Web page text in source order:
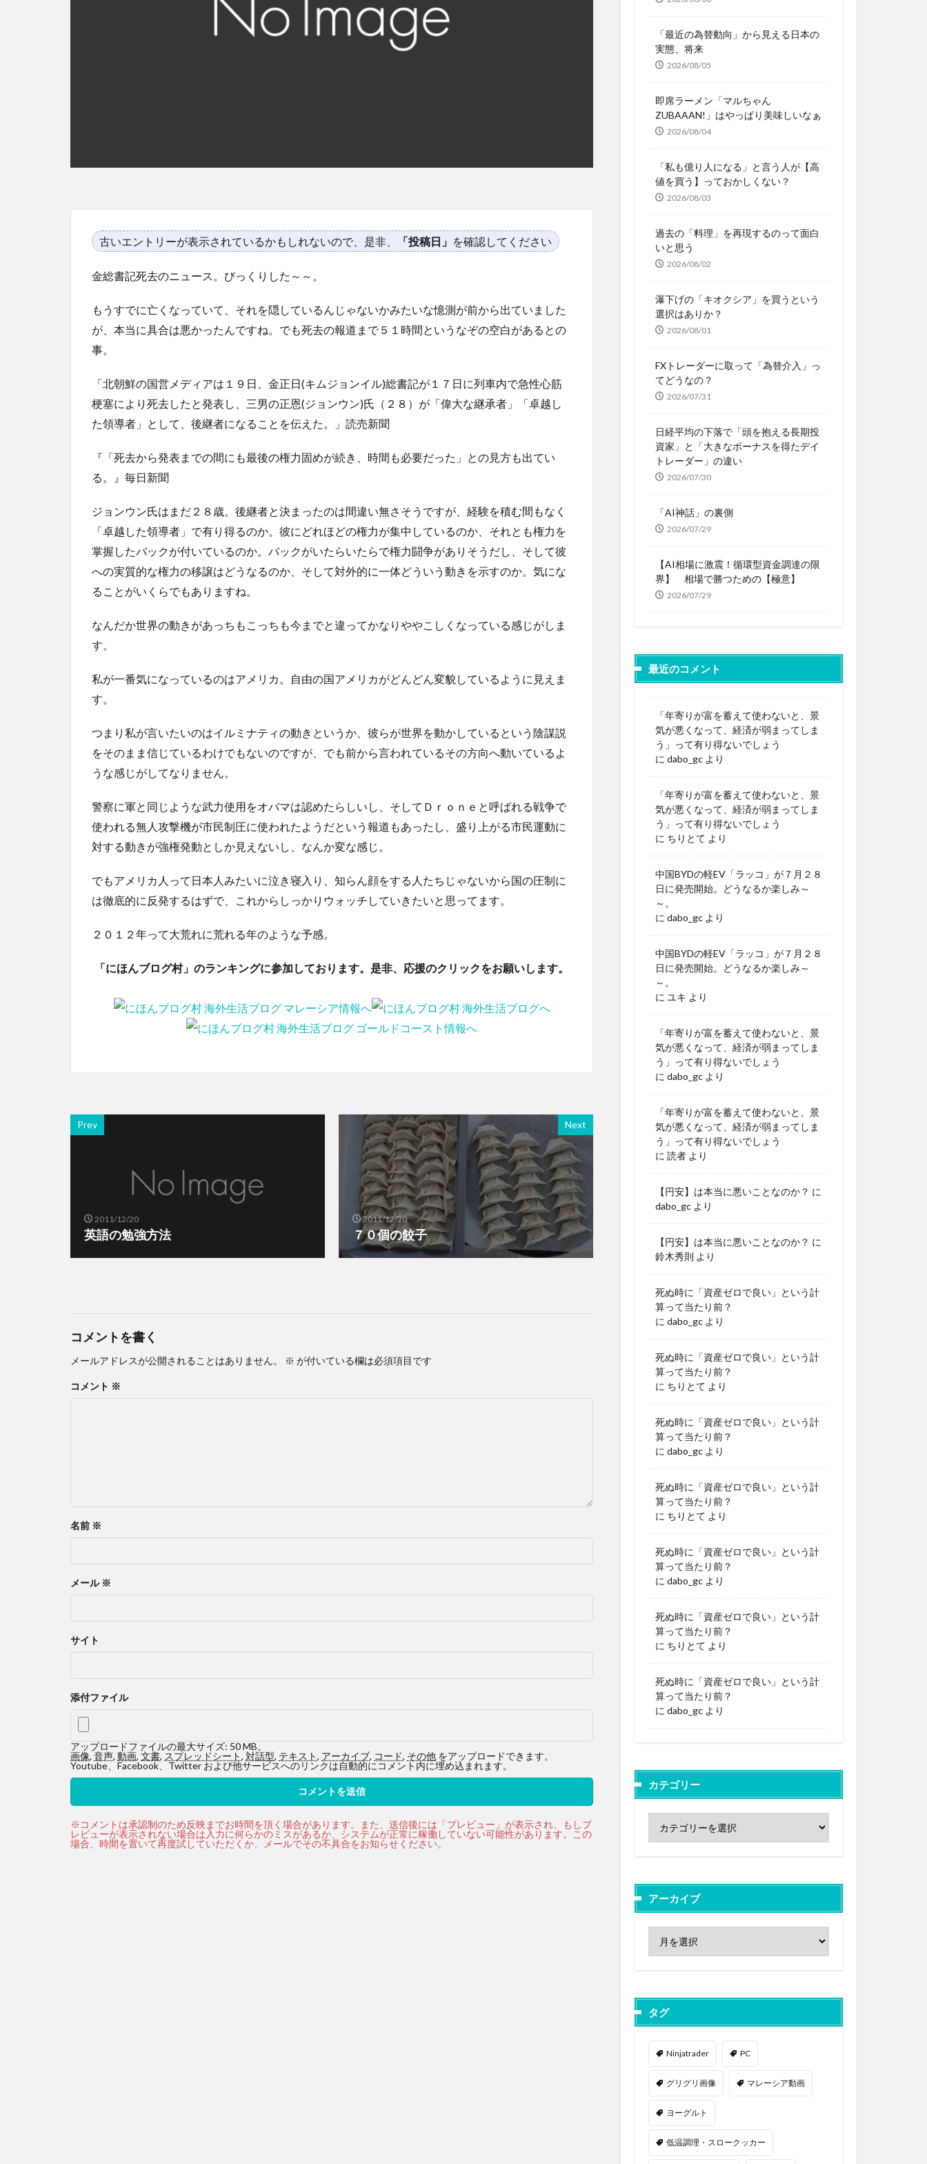
古いエントリーが表示されているかもしれないので、是非、 「投稿日」 を確認してください
金総書記死去のニュース。びっくりした～～。
もうすでに亡くなっていて、それを隠しているんじゃないかみたいな憶測が前から出ていました
が、本当に具合は悪かったんですね。でも死去の報道まで５１時間というなぞの空白があるとの
事。
「北朝鮮の国営メディアは１９日、金正日(キムジョンイル)総書記が１７日に列車内で急性心筋
梗塞により死去したと発表し、三男の正恩(ジョンウン)氏（２８）が「偉大な継承者」「卓越し
た領導者」として、後継者になることを伝えた。」読売新聞
『「死去から発表までの間にも最後の権力固めが続き、時間も必要だった」との見方も出てい
る。』毎日新聞
ジョンウン氏はまだ２８歳。後継者と決まったのは間違い無さそうですが、経験を積む間もなく
「卓越した領導者」で有り得るのか。彼にどれほどの権力が集中しているのか、それとも権力を
掌握したバックが付いているのか。バックがいたらいたらで権力闘争がありそうだし、そして彼
への実質的な権力の移譲はどうなるのか、そして対外的に一体どういう動きを示すのか。気にな
ることがいくらでもありますね。
なんだか世界の動きがあっちもこっちも今までと違ってかなりややこしくなっている感じがしま
す。
私が一番気になっているのはアメリカ。自由の国アメリカがどんどん変貌しているように見えま
す。
つまり私が言いたいのはイルミナティの動きというか、彼らが世界を動かしているという陰謀説
をそのまま信じているわけでもないのですが、でも前から言われているその方向へ動いているよ
うな感じがしてなりません。
警察に軍と同じような武力使用をオバマは認めたらしいし、そしてＤｒｏｎｅと呼ばれる戦争で
使われる無人攻撃機が市民制圧に使われたようだという報道もあったし、盛り上がる市民運動に
対する動きが強権発動としか見えないし、なんか変な感じ。
でもアメリカ人って日本人みたいに泣き寝入り、知らん顔をする人たちじゃないから国の圧制に
は徹底的に反発するはずで、これからしっかりウォッチしていきたいと思ってます。
２０１２年って大荒れに荒れる年のような予感。
「にほんブログ村」のランキングに参加しております。是非、応援のクリックをお願いします。
Prev
2011/12/20
英語の勉強方法
Next
2011/12/20
７０個の餃子
コメントを書く
メールアドレスが公開されることはありません。 ※ が付いている欄は必須項目です
コメント ※
名前 ※
メール ※
サイト
添付ファイル
アップロードファイルの最大サイズ: 50 MB。
画像, 音声, 動画, 文書, スプレッドシート, 対話型, テキスト, アーカイブ, コード, その他 をアップロードできます。
Youtube、Facebook、Twitter および他サービスへのリンクは自動的にコメント内に埋め込まれます。
「最近の為替動向」から見える日本の
実態、将来
2026/08/05
即席ラーメン「マルちゃん
ZUBAAAN!」はやっぱり美味しいなぁ
2026/08/04
「私も億り人になる」と言う人が【高
値を買う】っておかしくない？
2026/08/03
過去の「料理」を再現するのって面白
いと思う
2026/08/02
瀑下げの「キオクシア」を買うという
選択はありか？
2026/08/01
FXトレーダーに取って「為替介入」っ
てどうなの？
2026/07/31
日経平均の下落で「頭を抱える長期投
資家」と「大きなボーナスを得たデイ
トレーダー」の違い
2026/07/30
「AI神話」の裏側
2026/07/29
【AI相場に激震！循環型資金調達の限
界】 相場で勝つための【極意】
2026/07/29
最近のコメント
「年寄りが富を蓄えて使わないと、景
気が悪くなって、経済が弱まってしま
う」って有り得ないでしょう
に dabo_gc より
「年寄りが富を蓄えて使わないと、景
気が悪くなって、経済が弱まってしま
う」って有り得ないでしょう
に ちりとて より
中国BYDの軽EV「ラッコ」が７月２８
日に発売開始。どうなるか楽しみ～
～。
に dabo_gc より
中国BYDの軽EV「ラッコ」が７月２８
日に発売開始。どうなるか楽しみ～
～。
に ユキ より
「年寄りが富を蓄えて使わないと、景
気が悪くなって、経済が弱まってしま
う」って有り得ないでしょう
に dabo_gc より
「年寄りが富を蓄えて使わないと、景
気が悪くなって、経済が弱まってしま
う」って有り得ないでしょう
に 読者 より
【円安】は本当に悪いことなのか？ に
dabo_gc より
【円安】は本当に悪いことなのか？ に
鈴木秀則 より
死ぬ時に「資産ゼロで良い」という計
算って当たり前？
に dabo_gc より
死ぬ時に「資産ゼロで良い」という計
算って当たり前？
に ちりとて より
死ぬ時に「資産ゼロで良い」という計
算って当たり前？
に dabo_gc より
死ぬ時に「資産ゼロで良い」という計
算って当たり前？
に ちりとて より
死ぬ時に「資産ゼロで良い」という計
算って当たり前？
に dabo_gc より
死ぬ時に「資産ゼロで良い」という計
算って当たり前？
に ちりとて より
死ぬ時に「資産ゼロで良い」という計
算って当たり前？
に dabo_gc より
カテゴリー
アーカイブ
タグ
Ninjatrader PC
グリグリ画像 マレーシア動画
ヨーグルト
低温調理・スロークッカー